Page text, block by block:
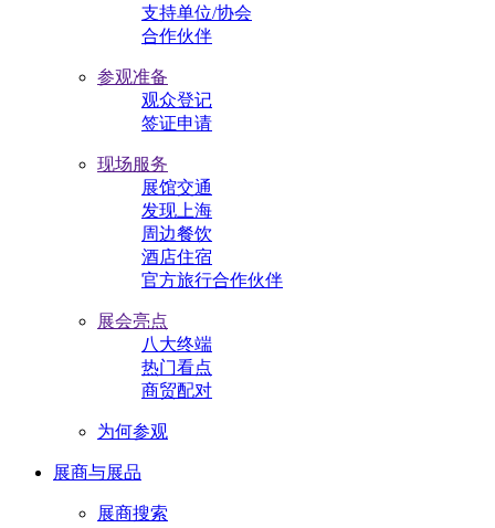
支持单位/协会
合作伙伴
参观准备
观众登记
签证申请
现场服务
展馆交通
发现上海
周边餐饮
酒店住宿
官方旅行合作伙伴
展会亮点
八大终端
热门看点
商贸配对
为何参观
展商与展品
展商搜索